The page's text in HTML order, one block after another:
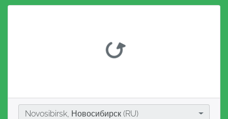
Ciudad
Novosibirsk, Новосибирск (RU)